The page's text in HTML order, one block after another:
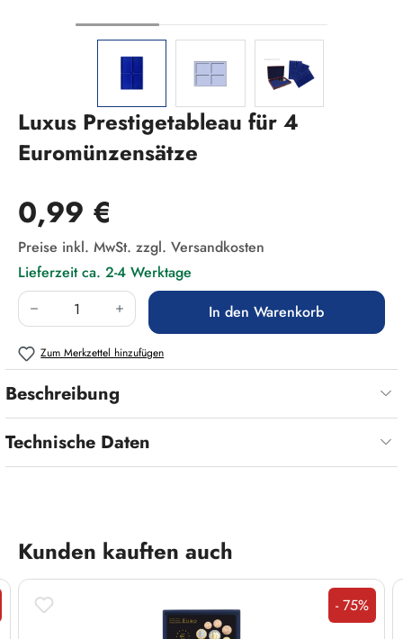
Luxus Prestigetableau für 4
Euromünzensätze
Regulärer Preis:
0,99 €
Preise inkl. MwSt. zzgl. Versandkosten
Lieferzeit ca. 2-4 Werktage
Produkt Anzahl: Gib den gewünschten Wert
In den Warenkorb
Zum Merkzettel hinzufügen
Beschreibung
Technische Daten
Produktgalerie überspringen
Kunden kauften auch
Rabatt
- 75%